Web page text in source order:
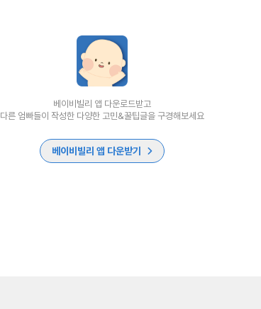
베이비빌리 앱 다운로드받고
다른 엄빠들이 작성한 다양한 고민&꿀팁글을 구경해보세요
베이비빌리 앱 다운받기